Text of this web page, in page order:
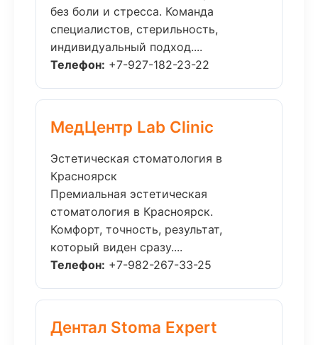
без боли и стресса. Команда
специалистов, стерильность,
индивидуальный подход....
Телефон: +7-927-182-23-22
МедЦентр Lab Clinic
Эстетическая стоматология в
Красноярск
Премиальная эстетическая
стоматология в Красноярск.
Комфорт, точность, результат,
который виден сразу....
Телефон: +7-982-267-33-25
Дентал Stoma Expert